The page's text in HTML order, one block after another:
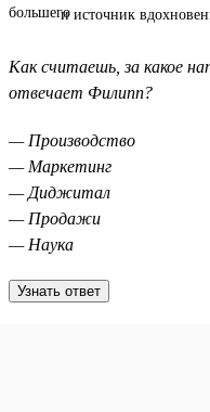
и источник
Как считаешь, за какое
отвечает Филипп?
— Производство
— Маркетинг
— Диджитал
— Продажи
— Наука
Узнать ответ